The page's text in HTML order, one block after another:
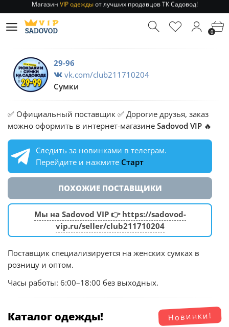
Отправление заказа 1-3 дняпо РФ и МСК!
Магазин
от лучших продавцов ТК Садовод!
Отправление заказа 1-3 дня
по РФ и МСК! 0
29-96
vk.com/club211710204
Сумки
✅ Официальный поставщик ✅ Дорогие друзья, заказ
можно оформить в интернет-магазине Sadovod VIP 🔥
Следить за новинками в телеграм.
Перейдите и нажмите Старт
ПОХОЖИЕ ПОСТАВЩИКИ
Мы на Sadovod VIP 👉 https://sadovod-
vip.ru/seller/club211710204
Поставщик специализируется на женских сумках в
розницу и оптом.
Часы работы: 6:00–18:00 без выходных.
Новинки!
Каталог одежды!